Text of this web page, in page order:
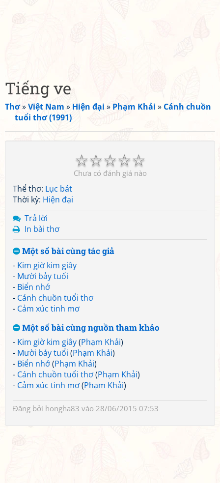
Tiếng ve
Thơ»Việt Nam » Hiện đại » Phạm Khải » Cánh chuồn
tuổi thơ (1991)
☆
☆
☆
☆
☆
Chưa có đánh giá nào
Thể thơ: Lục bát
Thời kỳ: Hiện đại
Trả lời
In bài thơ
Một số bài cùng tác giả
- Kim giờ kim giây
- Mười bảy tuổi
- Biển nhớ
- Cánh chuồn tuổi thơ
- Cảm xúc tinh mơ
Một số bài cùng nguồn tham khảo
- Kim giờ kim giây(Phạm Khải)
- Mười bảy tuổi (Phạm Khải)
- Biển nhớ(Phạm Khải)
- Cánh chuồn tuổi thơ(Phạm Khải)
- Cảm xúc tinh mơ(Phạm Khải)
Đăng bởi hongha83 vào 28/06/2015 07:53